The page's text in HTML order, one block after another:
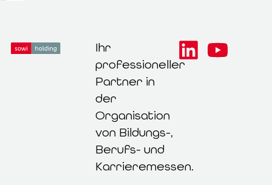
Ihr
professioneller
Partner in
der
Organisation
von Bildungs-,
Berufs- und
Karrieremessen.